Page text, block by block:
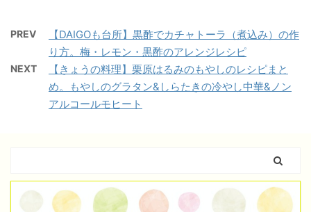
PREV
【DAIGOも台所】黒酢でカチャトーラ（煮込み）の作
り方。梅・レモン・黒酢のアレンジレシピ
NEXT
【きょうの料理】栗原はるみのもやしのレシピまと
め。もやしのグラタン&しらたきの冷やし中華&ノン
アルコールモヒート